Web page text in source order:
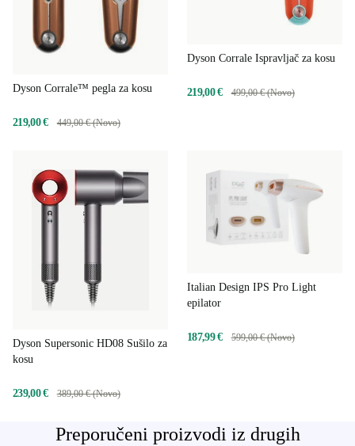
Dyson Corrale™ pegla za kosu
219,00 € 449,00 € (Novo)
Dyson Corrale Ispravljač za kosu
219,00 € 499,00 € (Novo)
Dyson Supersonic HD08 Sušilo za
kosu
239,00 € 389,00 € (Novo)
Italian Design IPS Pro Light
epilator
187,99 € 599,00 € (Novo)
Preporučeni proizvodi iz drugih